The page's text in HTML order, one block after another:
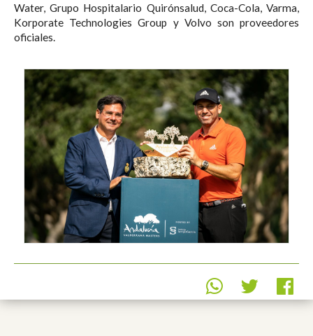
Water, Grupo Hospitalario Quirónsalud, Coca-Cola, Varma,
Korporate Technologies Group y Volvo son proveedores
oficiales.